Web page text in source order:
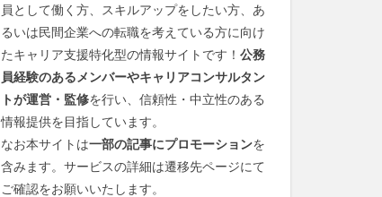
員として働く方、スキルアップをしたい方、あ
るいは民間企業への転職を考えている方に向け
たキャリア支援特化型の情報サイトです！ 公務
員経験のあるメンバーやキャリアコンサルタン
トが運営・監修を行い、信頼性・中立性のある
情報提供を目指しています。
なお本サイトは一部の記事にプロモーションを
含みます。サービスの詳細は遷移先ページにて
ご確認をお願いいたします。